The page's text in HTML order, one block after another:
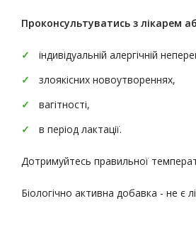
Проконсультуватись з лікарем
індивідуальній алергічній
злоякісних новоутвореннях,
вагітності,
в період лактації.
Дотримуйтесь правильної
Біологічно активна добавка - не є